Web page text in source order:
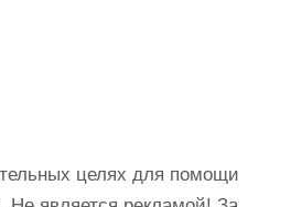
целях для помощи